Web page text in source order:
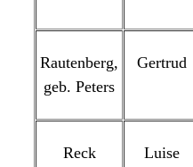
Rautenberg,
geb. Peters
Gertrud
Reck Luise